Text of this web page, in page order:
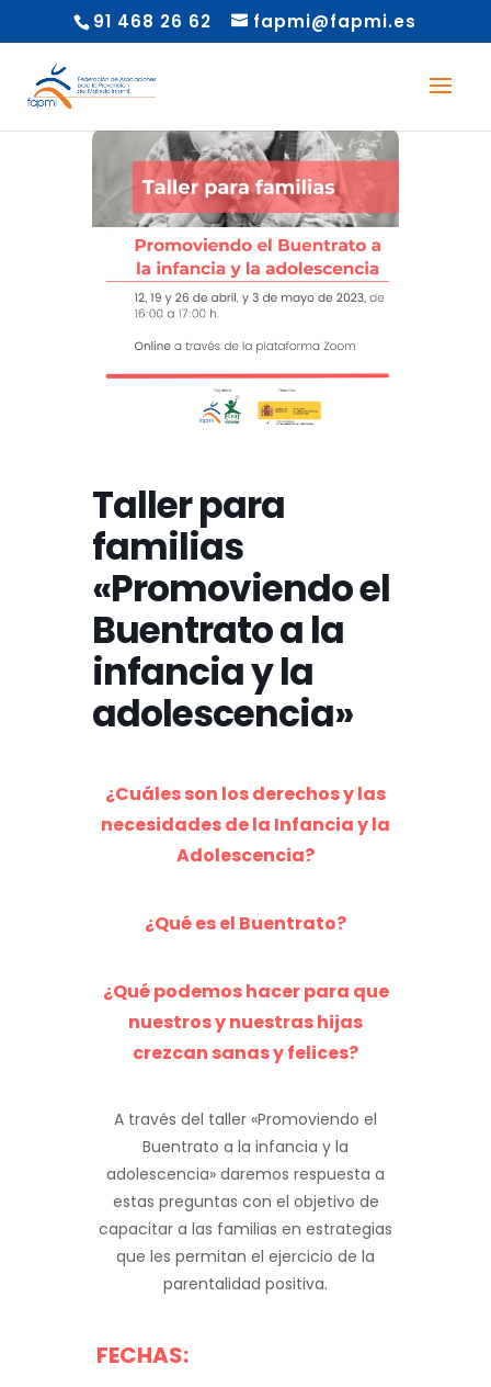
91 468 26 62 fapmi@fapmi.es
Taller para
familias
«Promoviendo el
Buentrato a la
infancia y la
adolescencia»
¿Cuáles son los derechos y las
necesidades de la Infancia y la
Adolescencia?
¿Qué es el Buentrato?
¿Qué podemos hacer para que
nuestros y nuestras hijas
crezcan sanas y felices?
A través del taller «Promoviendo el
Buentrato a la infancia y la
adolescencia» daremos respuesta a
estas preguntas con el objetivo de
capacitar a las familias en estrategias
que les permitan el ejercicio de la
parentalidad positiva.
FECHAS: